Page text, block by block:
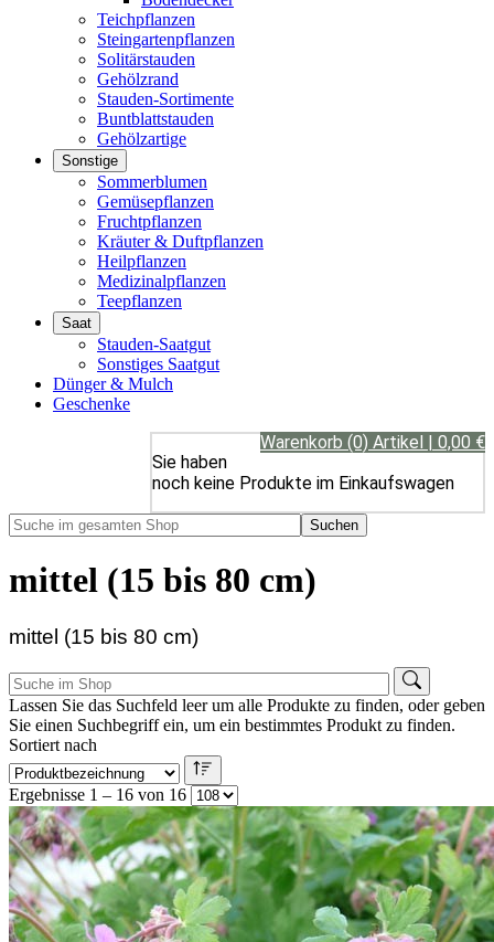
Teichpflanzen
Steingartenpflanzen
Solitärstauden
Gehölzrand
Stauden-Sortimente
Buntblattstauden
Gehölzartige
Sonstige
Sommerblumen
Gemüsepflanzen
Fruchtpflanzen
Kräuter & Duftpflanzen
Heilpflanzen
Medizinalpflanzen
Teepflanzen
Saat
Stauden-Saatgut
Sonstiges Saatgut
Dünger & Mulch
Geschenke
Warenkorb (0) Artikel | 0,00 €
Sie haben
noch keine Produkte im Einkaufswagen
mittel (15 bis 80 cm)
mittel (15 bis 80 cm)
Lassen Sie das Suchfeld leer um alle Produkte zu finden, oder geben
Sie einen Suchbegriff ein, um ein bestimmtes Produkt zu finden.
Sortiert nach
Ergebnisse 1 – 16 von 16